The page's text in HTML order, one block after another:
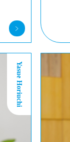
Yasue Horiuchi